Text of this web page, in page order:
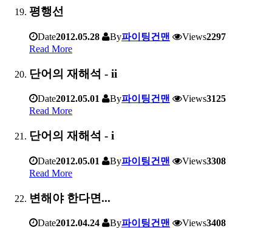
평행선
Date2012.05.28 By파이팅건맨 Views2297
Read More
단어의 재해석 - ii
Date2012.05.01 By파이팅건맨 Views3125
Read More
단어의 재해석 - i
Date2012.05.01 By파이팅건맨 Views3308
Read More
변해야 한다면...
Date2012.04.24 By파이팅건맨 Views3408